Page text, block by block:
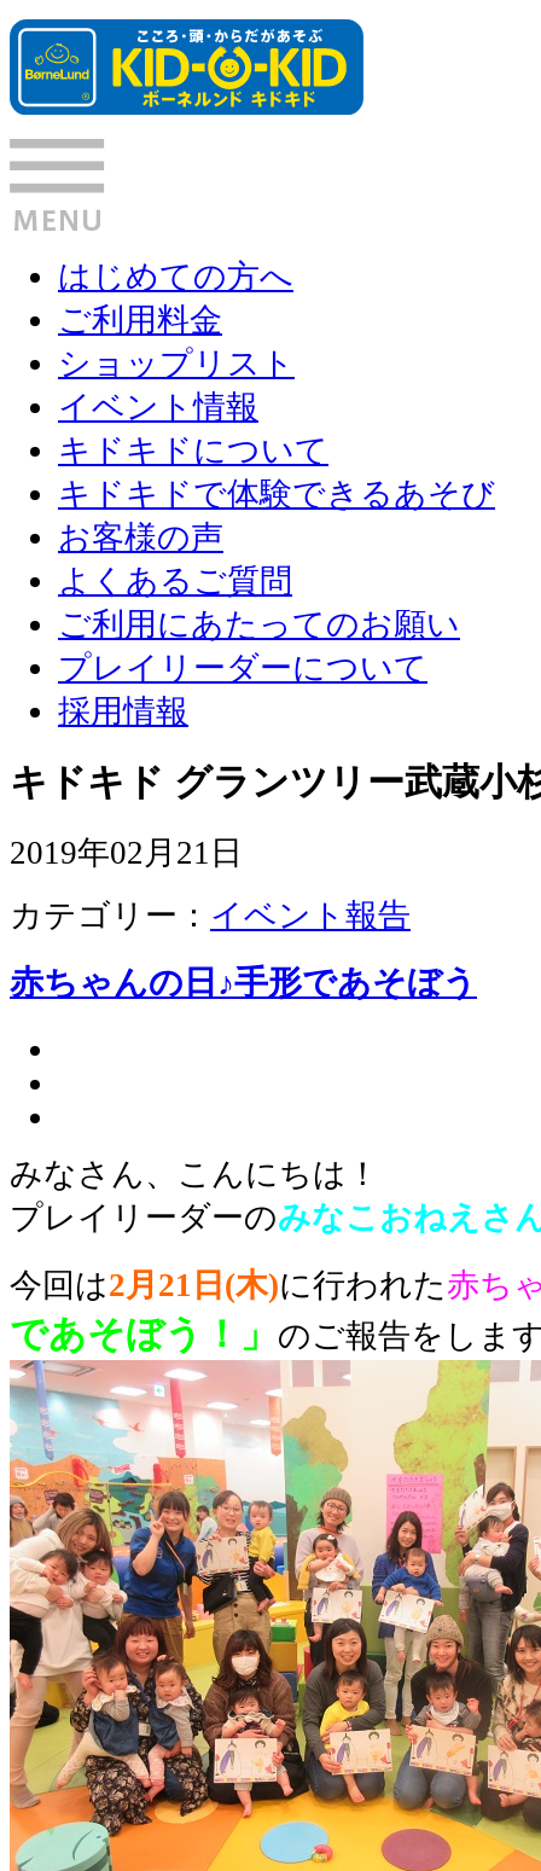
はじめての方へ
ご利用料金
ショップリスト
イベント情報
キドキドについて
キドキドで体験できるあそび
お客様の声
よくあるご質問
ご利用にあたってのお願い
プレイリーダーについて
採用情報
キドキド グランツリー武蔵小
2019年02月21日
カテゴリー： イベント報告
赤ちゃんの日♪手形であそぼう
みなさん、こんにちは！
プレイリーダーのみなこおねえさ
今回は2月21日(木)に行われた赤ち
であそぼう！」 のご報告をしま